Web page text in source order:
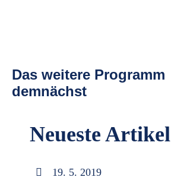
Das weitere Programm
demnächst
Neueste Artikel
19. 5. 2019